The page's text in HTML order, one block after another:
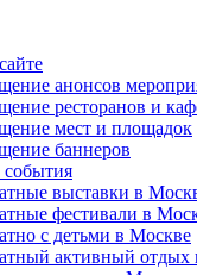
анонсов
ресторанов и
мест и площадок
баннеров
события
выставки в
фестивали в
с детьми в Москве
активный отдых